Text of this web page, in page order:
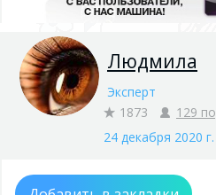
Людмила
Эксперт
1873
129
24 декабря 2020 г.